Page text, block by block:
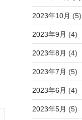
2023年10月 (5)
2023年9月 (4)
2023年8月 (4)
2023年7月 (5)
2023年6月 (4)
2023年5月 (5)